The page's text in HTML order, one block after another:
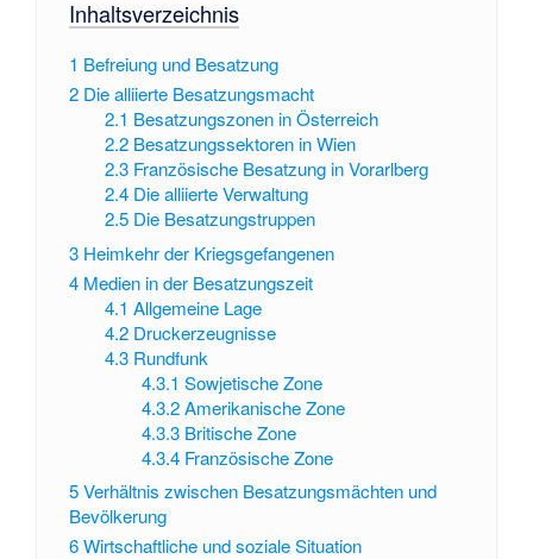
Inhaltsverzeichnis
1 Befreiung und Besatzung
2 Die alliierte Besatzungsmacht
2.1 Besatzungszonen in Österreich
2.2 Besatzungssektoren in Wien
2.3 Französische Besatzung in Vorarlberg
2.4 Die alliierte Verwaltung
2.5 Die Besatzungstruppen
3 Heimkehr der Kriegsgefangenen
4 Medien in der Besatzungszeit
4.1 Allgemeine Lage
4.2 Druckerzeugnisse
4.3 Rundfunk
4.3.1 Sowjetische Zone
4.3.2 Amerikanische Zone
4.3.3 Britische Zone
4.3.4 Französische Zone
5Verhältnis zwischen Besatzungsmächten und
Bevölkerung
6Wirtschaftliche und soziale Situation